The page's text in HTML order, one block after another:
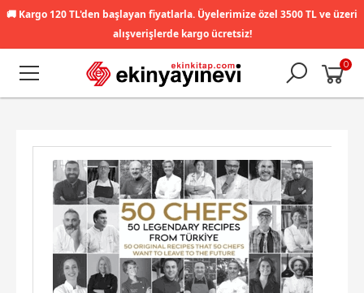
🚚 Kargo 120 TL'den başlayan fiyatlarla. Üyelerimize özel 3500 TL ve üzeri
alışverişlerde kargo ücretsiz!
0